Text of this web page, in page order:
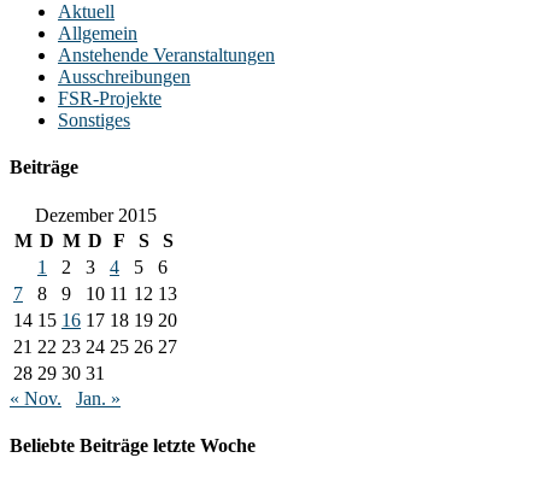
Aktuell
Allgemein
Anstehende Veranstaltungen
Ausschreibungen
FSR-Projekte
Sonstiges
Beiträge
Dezember 2015
M D M D F S
S
1
2 3 4 5
6
7
8 9 10 11 12 13
14 15 16 17 18 19 20
21 22 23 24 25 26 27
28 29 30 31
« Nov.
Jan. »
Beliebte Beiträge letzte Woche